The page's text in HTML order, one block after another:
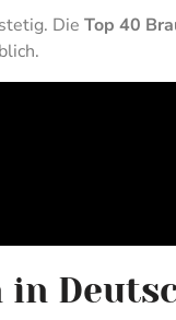
Die Top 40